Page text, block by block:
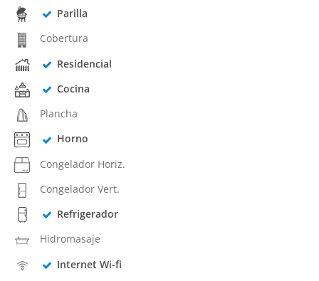
Parilla
Cobertura
Residencial
Cocina
Plancha
Horno
Congelador Horiz.
Congelador Vert.
Refrigerador
Hidromasaje
Internet Wi-fi